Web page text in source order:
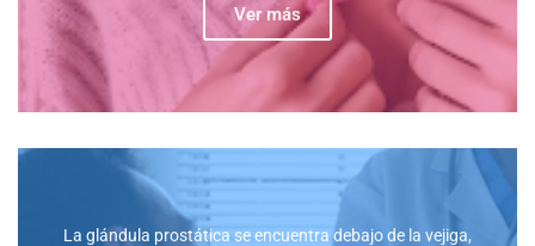
Ver más
La glándula prostática se encuentra debajo de la vejiga,